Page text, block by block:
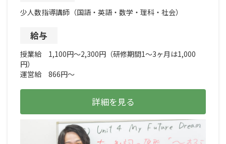
少人数指導講師（国語・英語・数学・理科・社会）
給与
授業給 1,100円～2,300円（研修期間1～3ヶ月は1,000
円）
運営給 866円～
詳細を見る